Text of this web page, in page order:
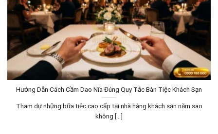
Hướng Dẫn Cách Cầm Dao Nĩa Đúng Quy Tắc Bàn Tiệc Khách Sạn
Tham dự những bữa tiệc cao cấp tại nhà hàng khách sạn năm sao
không [...]